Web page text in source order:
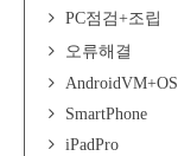
PC점검+조립
오류해결
AndroidVM+OS
SmartPhone
iPadPro